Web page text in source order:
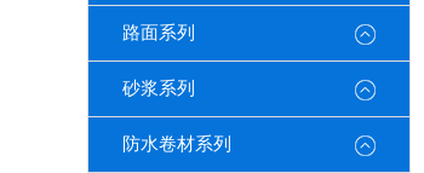
路面系列
砂浆系列
防水卷材系列